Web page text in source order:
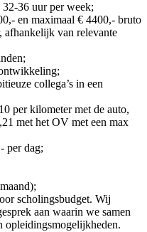
36 uur per week;
en maximaal € 4400,- bruto
afhankelijk van relevante
collega’s in een
per kilometer met de auto,
met het OV met een max
per dag;
scholingsbudget. Wij
aan waarin we samen